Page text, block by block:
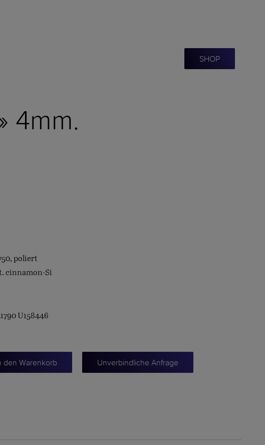
SHOP
4mm.
poliert
cinnamon-Si
U158446
den Warenkorb Unverbindliche Anfrage